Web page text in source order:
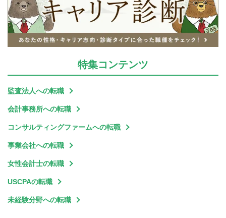
特集コンテンツ
監査法人への転職
会計事務所への転職
コンサルティングファームへの転職
事業会社への転職
女性会計士の転職
USCPAの転職
未経験分野への転職